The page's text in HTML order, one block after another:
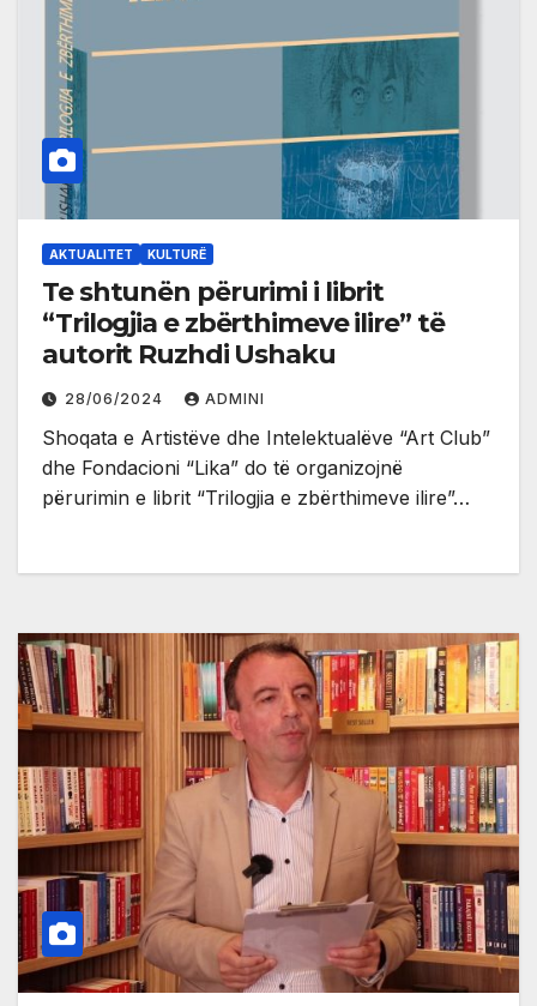
AKTUALITET KULTURË
Te shtunën përurimi i librit
“Trilogjia e zbërthimeve ilire” të
autorit Ruzhdi Ushaku
28/06/2024 ADMINI
Shoqata e Artistëve dhe Intelektualëve “Art Club”
dhe Fondacioni “Lika” do të organizojnë
përurimin e librit “Trilogjia e zbërthimeve ilire”…